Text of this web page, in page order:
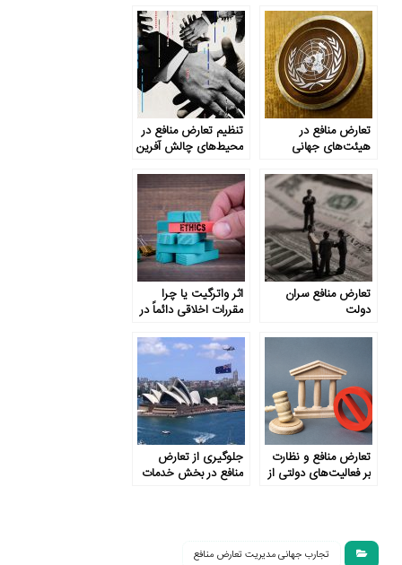
تعارض منافع در
هیئت‌های جهانی
تنظیم تعارض منافع در
محیط‌های چالش آفرین
تعارض منافع سران
دولت
اثر واترگیت یا چرا
مقررات اخلاقی دائماً در
تعارض منافع و نظارت
بر فعالیت‌های دولتی از
جلوگیری از تعارض
منافع در بخش خدمات
تجارب جهانی مدیریت تعارض منافع